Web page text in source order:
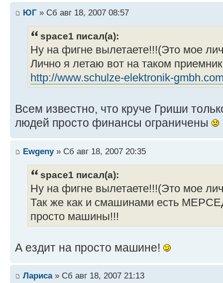
ЮГ » Сб авг 18, 2007 08:57
space1 писал(а):
Ну на фигне вылетаете!!!(Это мое
Лично я летаю вот на таком
http://www.schulze-elektronik-
Всем известно, что круче Гриши
людей просто финансы ограничены
Ewgeny» Сб авг 18, 2007 20:35
space1 писал(а):
Ну на фигне вылетаете!!!(Это мое
Так же как и смашинами есть
просто машины!!!
А ездит на просто машине!
Лариса» Сб авг 18, 2007 21:13